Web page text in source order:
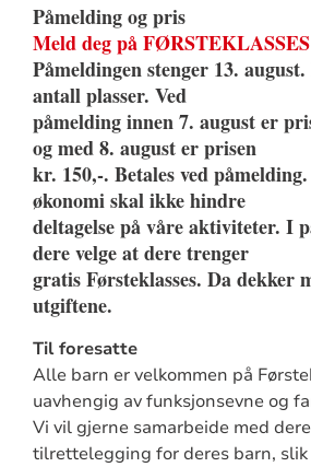
Påmelding og pris
Meld deg på
Påmeldingen stenger 13.
antall plasser. Ved
påmelding innen 7. august er
og med 8. august er prisen
kr. 150,-. Betales ved
økonomi skal ikke hindre
deltagelse på våre aktiviteter. I
dere velge at dere trenger
gratis Førsteklasses. Da dekker
utgiftene.
Til foresatte
Alle barn er velkommen på
uavhengig av funksjonsevne og
Vi vil gjerne samarbeide med
tilrettelegging for deres barn,